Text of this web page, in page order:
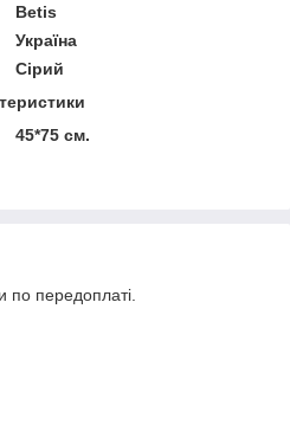
Betis
Україна
Сірий
45*75 см.
по передоплаті.